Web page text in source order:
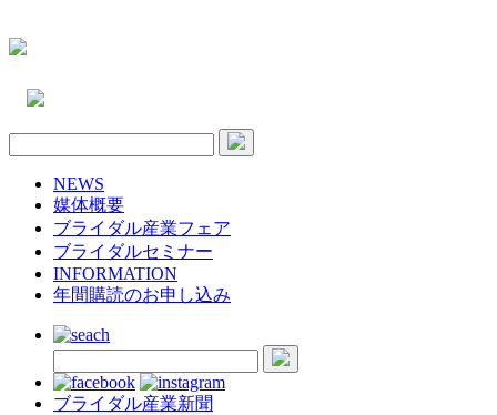
NEWS
媒体概要
ブライダル産業フェア
ブライダルセミナー
INFORMATION
年間購読のお申し込み
ブライダル産業新聞